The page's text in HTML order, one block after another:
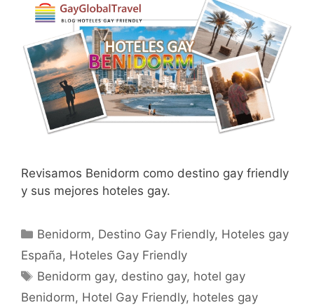
Revisamos Benidorm como destino gay friendly
y sus mejores hoteles gay.
Categorías
Benidorm, Destino Gay Friendly, Hoteles gay
España, Hoteles Gay Friendly
Etiquetas
Benidorm gay, destino gay, hotel gay
Benidorm, Hotel Gay Friendly, hoteles gay